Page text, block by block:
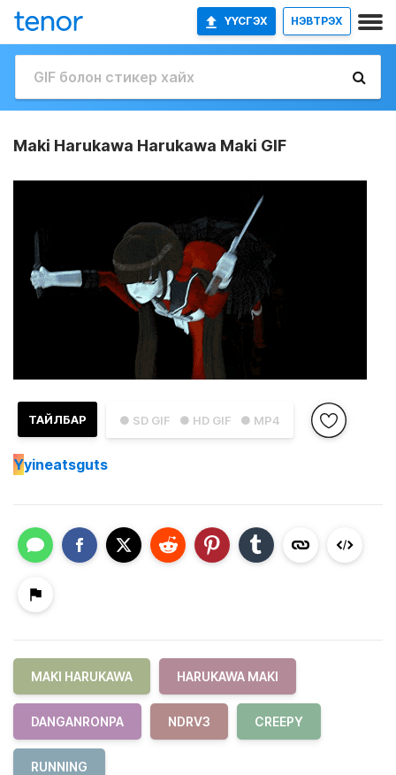
ҮҮСГЭХ НЭВТРЭХ
Maki Harukawa Harukawa Maki GIF
● SD GIF ● HD GIF ● MP4
ТАЙЛБАР
Yyineatsguts
MAKI HARUKAWA HARUKAWA MAKI
DANGANRONPA NDRV3 CREEPY
RUNNING